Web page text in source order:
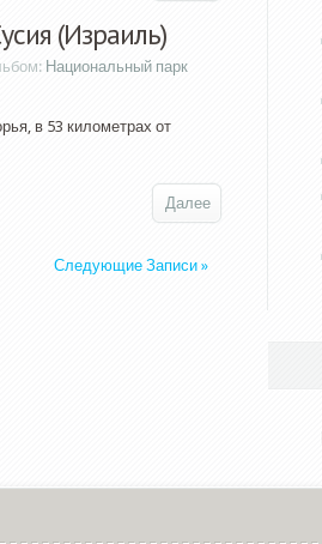
(Израиль)
Национальный парк
в 53 километрах от
Далее
Следующие Записи »